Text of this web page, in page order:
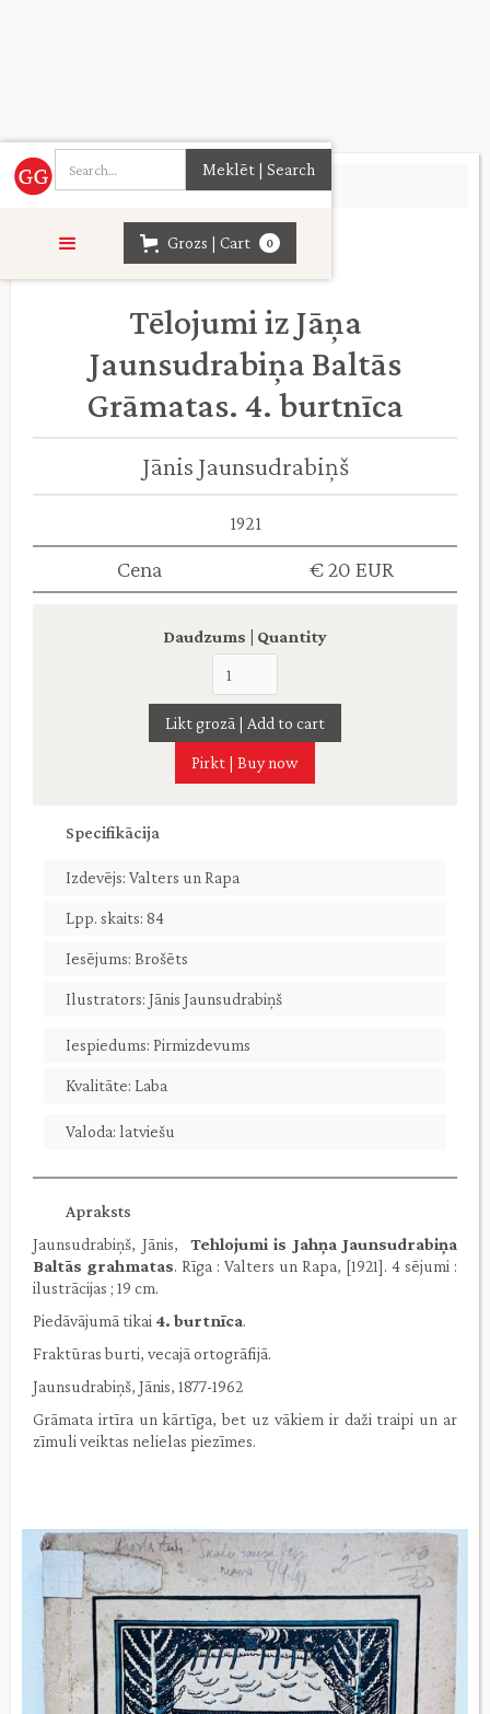
Grozs | Cart 0
Sākumlapa > Daiļliteratūra
Tēlojumi iz Jāņa
Jaunsudrabiņa Baltās
Grāmatas. 4. burtnīca
Jānis Jaunsudrabiņš
1921
Cena € 20 EUR
Daudzums | Quantity
Pirkt | Buy now
Specifikācija
Izdevējs: Valters un Rapa
Lpp. skaits: 84
Iesējums: Brošēts
Ilustrators: Jānis Jaunsudrabiņš
Iespiedums: Pirmizdevums
Kvalitāte: Laba
Valoda: latviešu
Apraksts
Jaunsudrabiņš, Jānis, Tehlojumi is Jahņa Jaunsudrabiņa
Baltās grahmatas. Rīga : Valters un Rapa, [1921]. 4 sējumi :
ilustrācijas ; 19 cm.
Piedāvājumā tikai 4. burtnīca.
Fraktūras burti, vecajā ortogrāfijā.
Jaunsudrabiņš, Jānis, 1877-1962
Grāmata irtīra un kārtīga, bet uz vākiem ir daži traipi un ar
zīmuli veiktas nelielas piezīmes.